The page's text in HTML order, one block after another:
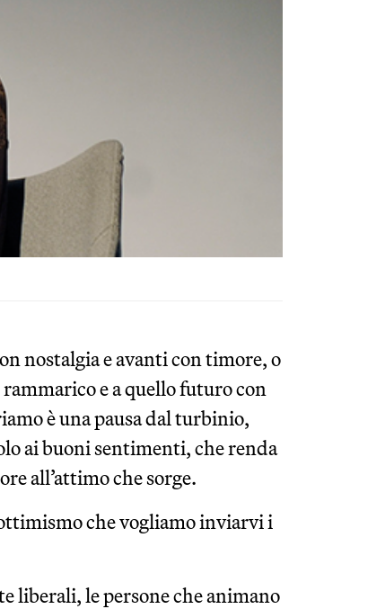
nostalgia e avanti con timore, o
e a quello futuro con
è una pausa dal turbinio,
ai buoni sentimenti, che renda
all’attimo che sorge.
che vogliamo inviarvi i
liberali, le persone che animano